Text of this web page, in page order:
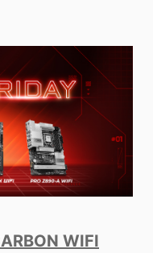
WIFI